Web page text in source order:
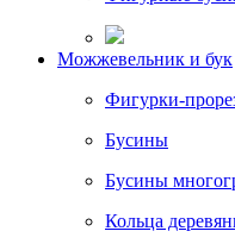
Можжевельник и бук
Фигурки-
Бусины
Бусины
Кольца